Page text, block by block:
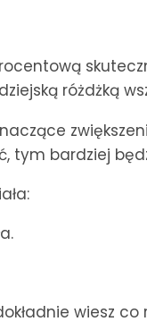
różdżką
tym bardziej
wiesz